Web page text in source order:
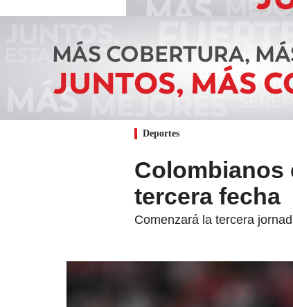
Deportes
Colombianos
tercera fecha
Comenzará la tercera